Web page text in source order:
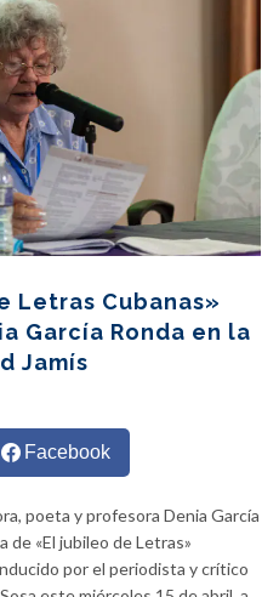
Letras Cubanas»
García Ronda en la
Jamís
Facebook
poeta y profesora Denia García
de «El jubileo de Letras»
por el periodista y crítico